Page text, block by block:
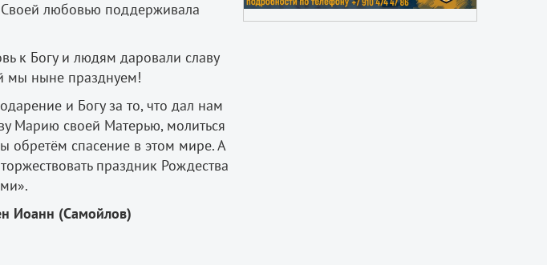
Своей любовью поддерживала
к Богу и людям даровали славу
мы ныне празднуем!
и Богу за то, что дал нам
Марию своей Матерью, молиться
обретём спасение в этом мире. А
праздник Рождества
Иоанн (Самойлов)